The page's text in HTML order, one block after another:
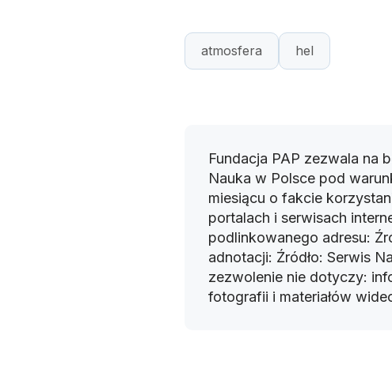
atmosfera hel
Fundacja PAP zezwala na
Nauka w Polsce pod
miesiącu o fakcie
portalach i serwisach
podlinkowanego adresu:
adnotacji: Źródło: Serwis
zezwolenie nie dotyczy:
fotografii i materiałów